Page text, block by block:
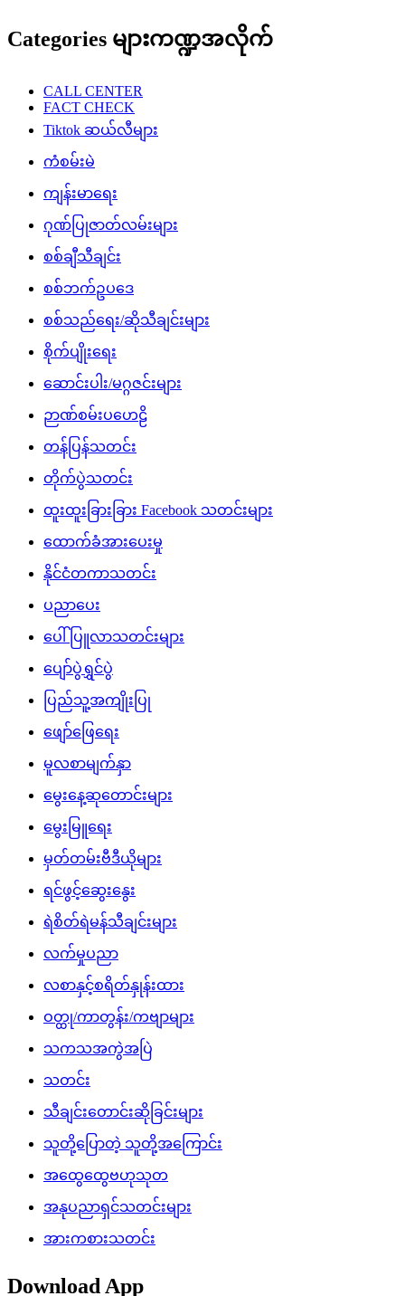
Categories များကဏ္ဍအလိုက်
CALL CENTER
FACT CHECK
Tiktok ဆယ်လီများ
ကံစမ်းမဲ
ကျန်းမာရေး
ဂုဏ်ပြုဇာတ်လမ်းများ
စစ်ချီသီချင်း
စစ်ဘက်ဥပဒေ
စစ်သည်ရေး/ဆိုသီချင်းများ
စိုက်ပျိုးရေး
ဆောင်းပါး/မဂ္ဂဇင်းများ
ဉာဏ်စမ်းပဟေဠိ
တန်ပြန်သတင်း
တိုက်ပွဲသတင်း
ထူးထူးခြားခြား Facebook သတင်းများ
ထောက်ခံအားပေးမှု
နိုင်ငံတကာသတင်း
ပညာပေး
ပေါ်ပြူလာသတင်းများ
ပျော်ပွဲရွှင်ပွဲ
ပြည်သူ့အကျိုးပြု
ဖျော်ဖြေရေး
မူလစာမျက်နှာ
မွေးနေ့ဆုတောင်းများ
မွေးမြူရေး
မှတ်တမ်းဗီဒီယိုများ
ရင်ဖွင့်ဆွေးနွေး
ရဲစိတ်ရဲမန်သီချင်းများ
လက်မှုပညာ
လစာနှင့်စရိတ်နှုန်းထား
ဝတ္ထု/ကာတွန်း/ကဗျာများ
သကသအကွဲအပြဲ
သတင်း
သီချင်းတောင်းဆိုခြင်းများ
သူတို့ပြောတဲ့ သူတို့အကြောင်း
အထွေထွေဗဟုသုတ
အနုပညာရှင်သတင်းများ
အားကစားသတင်း
Download App